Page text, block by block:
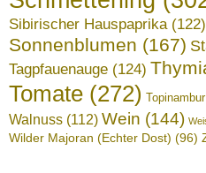
Sibirischer Hauspaprika(122)
Sonnenblumen (167)
Tagpfauenauge (124)
Tomate (272) Topinambur
Walnuss (112) Wein (144)
Wilder Majoran (Echter Dost) (96)